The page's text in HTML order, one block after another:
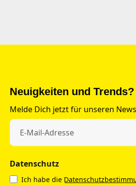
Neuigkeiten und Trends?
Melde Dich jetzt für unseren
Datenschutz
Ich habe die